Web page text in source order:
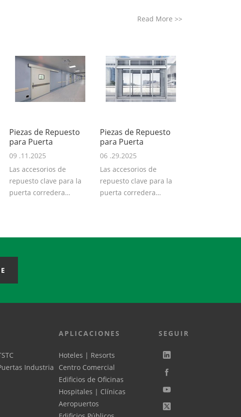
Read More >>
Piezas de Repuesto
para Puerta
09 .11.2025
Las accesorios de
repuesto clave para la
puerta corredera
Piezas de Repuesto
para Puerta
06 .29.2025
Las accesorios de
repuesto clave para la
puerta corredera
Industria
APLICACIONES
Hoteles | Resorts
Centro Comercial
Edificios de Oficinas
Hospitales | Clínicas
Aeropuertos
SEGUIR